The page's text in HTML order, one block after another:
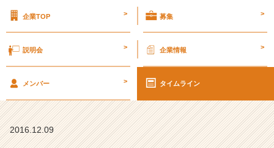
く
式
企業TOP > 募集 >
説明会 > 企業情報 >
メンバー > タイムライン
2016.12.09